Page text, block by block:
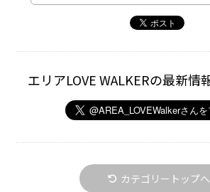
エリアLOVE WALKERの最新情
カテゴリートップへ